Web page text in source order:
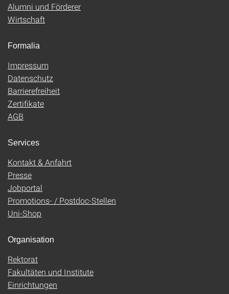
Alumni und Förderer
Wirtschaft
Formalia
Impressum
Datenschutz
Barrierefreiheit
Zertifikate
AGB
Services
Kontakt & Anfahrt
Presse
Jobportal
Promotions- / Postdoc-Stellen
Uni-Shop
Organisation
Rektorat
Fakultäten und Institute
Einrichtungen